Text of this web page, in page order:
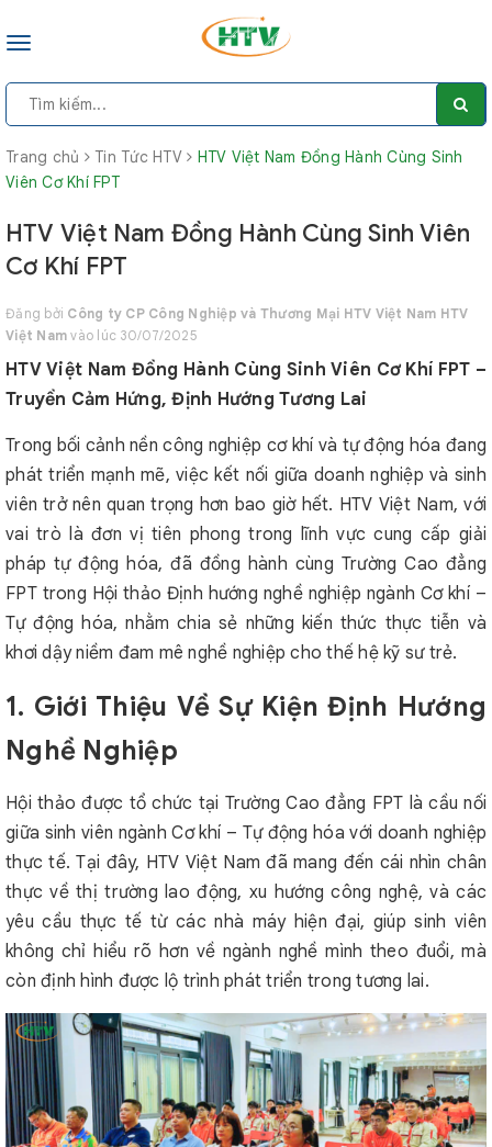
Toggle
Trang chủ Tin Tức HTV
HTV Việt Nam Đồng Hành Cùng Sinh
Viên Cơ Khí FPT
HTV Việt Nam Đồng Hành Cùng Sinh Viên
Cơ Khí FPT
Đăng bởi Công ty CP Công Nghiệp và Thương Mại HTV Việt Nam HTV
Việt Nam vào lúc 30/07/2025
HTV Việt Nam Đồng Hành Cùng Sinh Viên Cơ Khí FPT –
Truyền Cảm Hứng, Định Hướng Tương Lai
Trong bối cảnh nền công nghiệp cơ khí và tự động hóa đang
phát triển mạnh mẽ, việc kết nối giữa doanh nghiệp và sinh
viên trở nên quan trọng hơn bao giờ hết. HTV Việt Nam, với
vai trò là đơn vị tiên phong trong lĩnh vực cung cấp giải
pháp tự động hóa, đã đồng hành cùng Trường Cao đẳng
FPT trong Hội thảo Định hướng nghề nghiệp ngành Cơ khí –
Tự động hóa, nhằm chia sẻ những kiến thức thực tiễn và
khơi dậy niềm đam mê nghề nghiệp cho thế hệ kỹ sư trẻ.
1. Giới Thiệu Về Sự Kiện Định Hướng
Nghề Nghiệp
Hội thảo được tổ chức tại Trường Cao đẳng FPT là cầu nối
giữa sinh viên ngành Cơ khí – Tự động hóa với doanh nghiệp
thực tế. Tại đây, HTV Việt Nam đã mang đến cái nhìn chân
thực về thị trường lao động, xu hướng công nghệ, và các
yêu cầu thực tế từ các nhà máy hiện đại, giúp sinh viên
không chỉ hiểu rõ hơn về ngành nghề mình theo đuổi, mà
còn định hình được lộ trình phát triển trong tương lai.